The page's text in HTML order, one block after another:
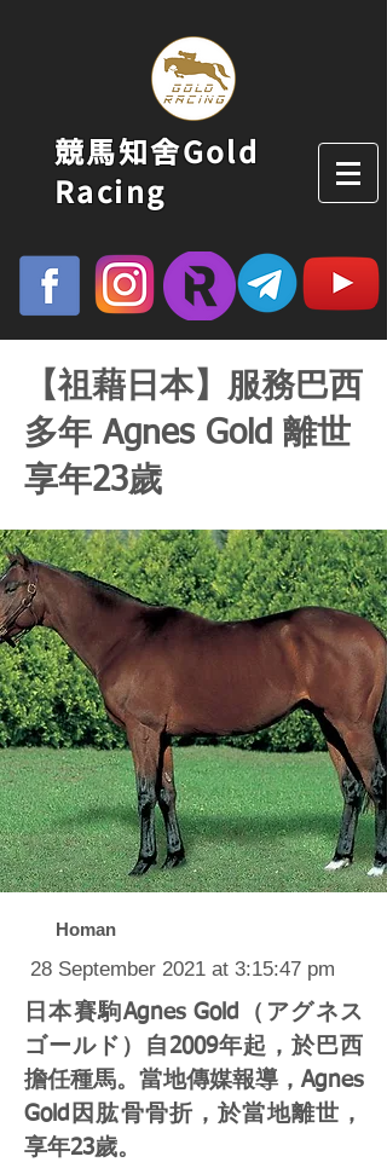
競馬知舍Gold
Racing
【祖藉日本】服務巴西
多年 Agnes Gold 離世
享年23歲
Homan
28 September 2021 at 3:15:47 pm
日本賽駒Agnes Gold（アグネス
ゴールド）自2009年起，於巴西
擔任種馬。當地傳媒報導，Agnes
Gold因肱骨骨折，於當地離世，
享年23歲。